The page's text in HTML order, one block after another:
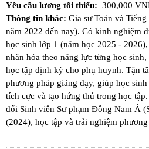
Yêu cầu lương tối thiểu: 300,000
Thông tin khác: Gia sư Toán và
năm 2022 đến nay). Có kinh nghiệm
học sinh lớp 1 (năm học 2025 -
nhân hóa theo năng lực từng học
học tập định kỳ cho phụ huynh. Tận
phương pháp giảng dạy, giúp học
tích cực và tạo hứng thú trong học
đổi Sinh viên Sư phạm Đông Nam Á
(2024), học tập và trải nghiệm